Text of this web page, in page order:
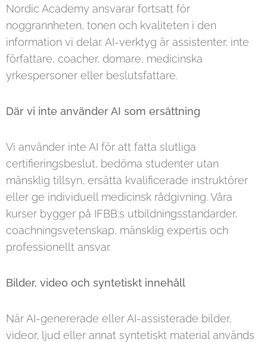
Nordic Academy ansvarar fortsatt för
noggrannheten, tonen och kvaliteten i den
information vi delar. AI-verktyg är assistenter, inte
författare, coacher, domare, medicinska
yrkespersoner eller beslutsfattare.
Där vi inte använder AI som ersättning
Vi använder inte AI för att fatta slutliga
certifieringsbeslut, bedöma studenter utan
mänsklig tillsyn, ersätta kvalificerade instruktörer
eller ge individuell medicinsk rådgivning. Våra
kurser bygger på IFBB:s utbildningsstandarder,
coachningsvetenskap, mänsklig expertis och
professionellt ansvar.
Bilder, video och syntetiskt innehåll
När AI-genererade eller AI-assisterade bilder,
videor, ljud eller annat syntetiskt material används